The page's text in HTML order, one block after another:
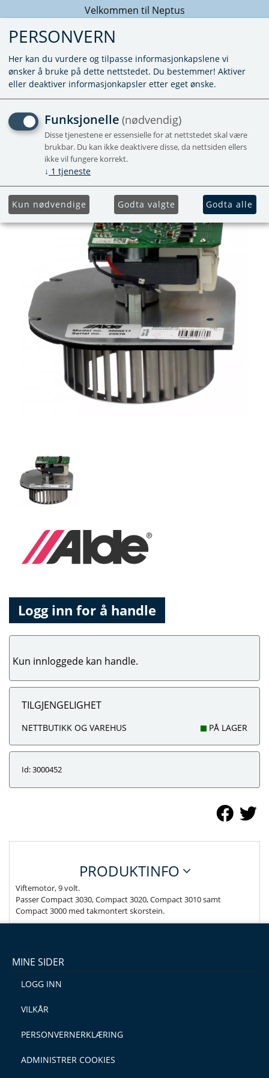
Velkommen til Neptus
VIFTEMOTOR - 3000, 3010,
3020 OG 3030
Erstatter nr. 3000409
Logg inn for å handle
Kun innloggede kan handle.
TILGJENGELIGHET
NETTBUTIKK OG VAREHUS PÅ LAGER
Id: 3000452
PRODUKTINFO
Viftemotor, 9 volt.
Passer Compact 3030, Compact 3020, Compact 3010 samt
Compact 3000 med takmontert skorstein.
MINE SIDER
LOGG INN
VILKÅR
PERSONVERNERKLÆRING
ADMINISTRER COOKIES
PERSONVERN
Her kan du vurdere og tilpasse informasjonkapslene vi
ønsker å bruke på dette nettstedet. Du bestemmer! Aktiver
eller deaktiver informasjonkapsler etter eget ønske.
Funksjonelle (nødvendig)
Disse tjenestene er essensielle for at nettstedet skal være
brukbar. Du kan ikke deaktivere disse, da nettsiden ellers
ikke vil fungere korrekt.
↓ 1 tjeneste
Kun nødvendige Godta valgte Godta alle